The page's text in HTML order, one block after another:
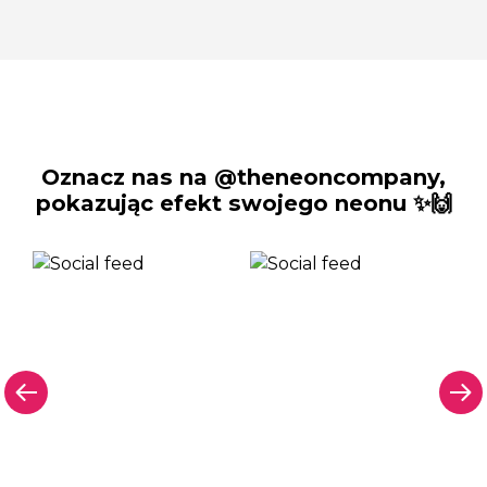
Oznacz nas na @theneoncompany,
pokazując efekt swojego neonu ✨🙌